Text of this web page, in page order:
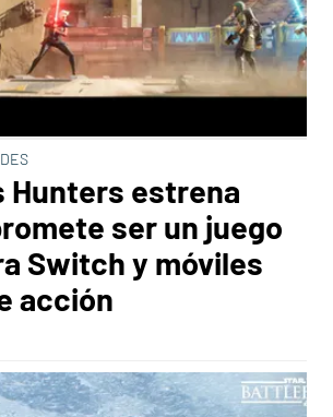
Hunters estrena
ser un juego
Switch y móviles
acción